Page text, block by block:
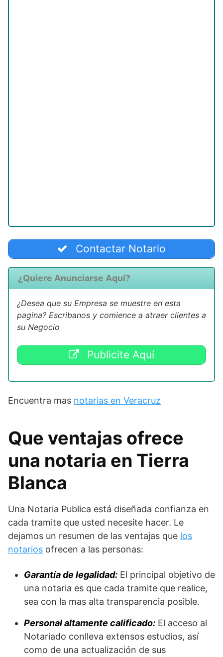
Contactar Notario
¿Quiere Anunciarse Aquí?
¿Desea que su Empresa se muestre en esta
pagina? Escribanos y comience a atraer clientes a
su Negocio
Publicite Aquí
Encuentra mas notarias en Veracruz
Que ventajas ofrece
una notaria en Tierra
Blanca
Una Notaria Publica está diseñada confianza en
cada tramite que usted necesite hacer. Le
dejamos un resumen de las ventajas que los
notarios ofrecen a las personas:
Garantía de legalidad: El principal objetivo de
una notaria es que cada tramite que realice,
sea con la mas alta transparencia posible.
Personal altamente calificado: El acceso al
Notariado conlleva extensos estudios, así
como de una actualización de sus